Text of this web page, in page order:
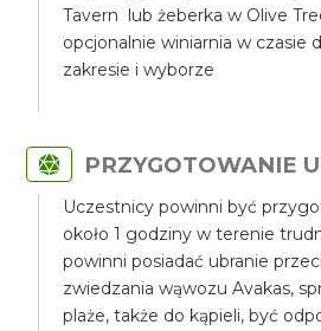
Tavern lub żeberka w Olive
opcjonalnie winiarnia w czasie
zakresie i wyborze
PRZYGOTOWANIE
Uczestnicy powinni być
około 1 godziny w terenie
powinni posiadać ubranie
zwiedzania wąwozu Avakas,
plaże, także do kąpieli, być